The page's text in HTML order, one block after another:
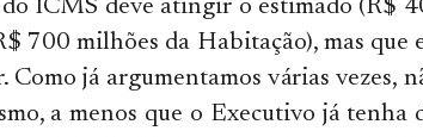
do ICMS deve atingir o estimado (R$
700 milhões da Habitação), mas
Como já argumentamos várias vezes,
a menos que o Executivo já